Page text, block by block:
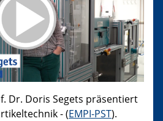
Dr. Doris Segets präsentiert
- (EMPI-PST).